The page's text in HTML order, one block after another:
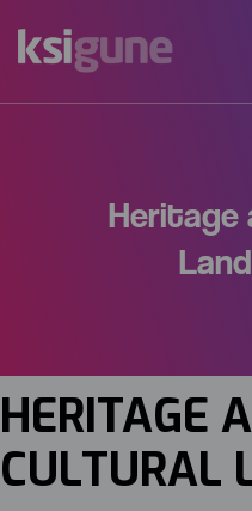
Heritage
HERITAGE
CULTURAL